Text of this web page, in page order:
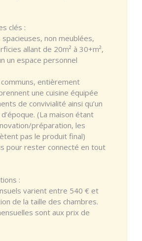
clés :
non meublées,
allant de 20m² à 30+m²,
un espace personnel
entièrement
une cuisine équipée
de convivialité ainsi qu’un
(La maison étant
préparation, les
pas le produit final)
pour rester connecté en tout
:
varient entre 540 € et
de la taille des chambres.
sont aux prix de